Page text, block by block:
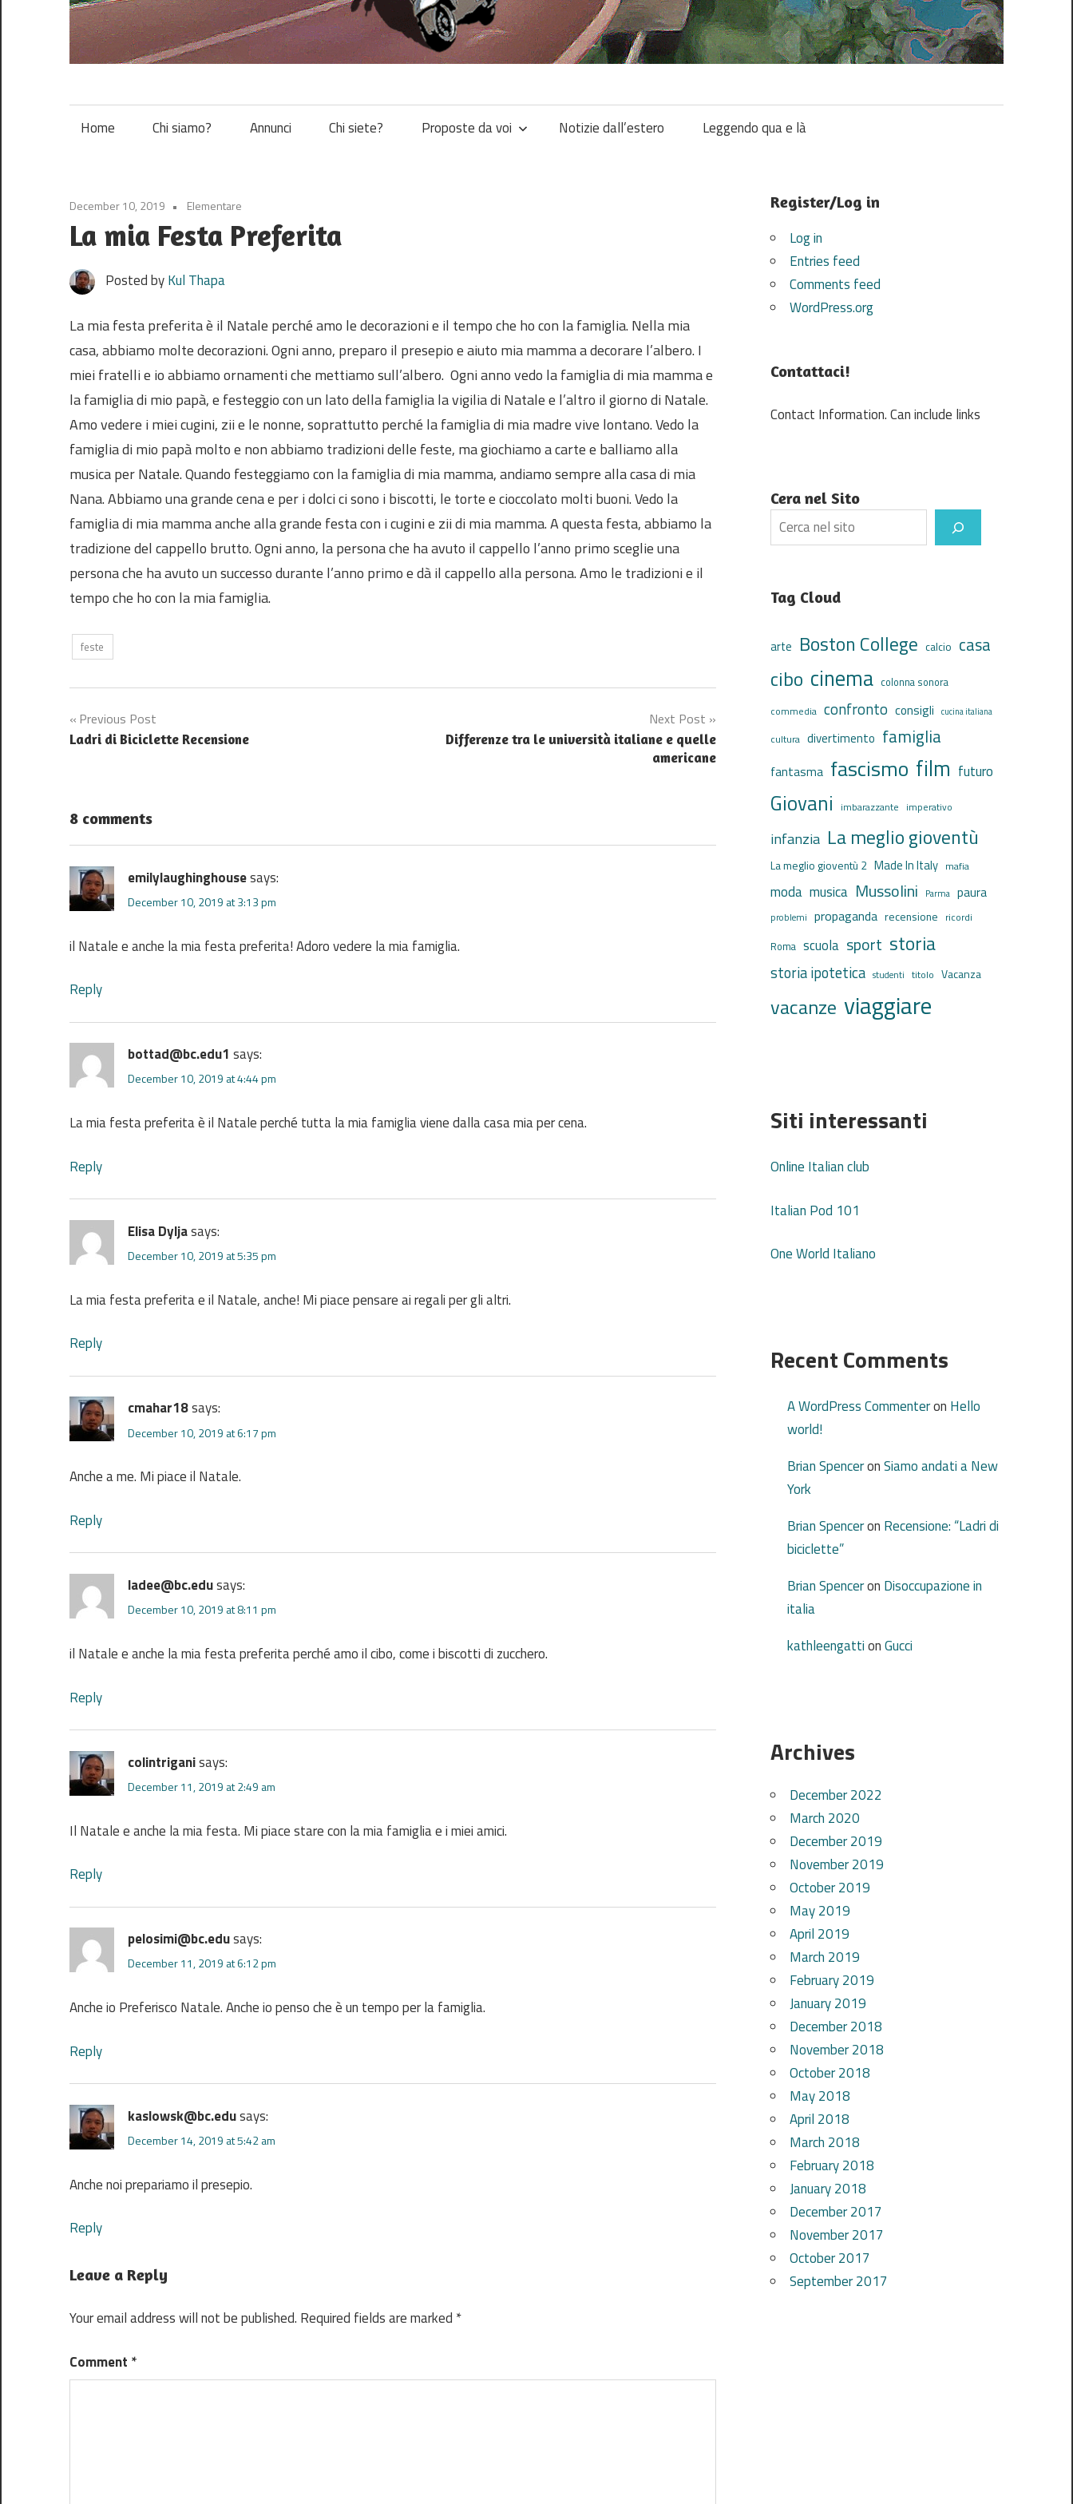
Vespa
Home Chi siamo? Annunci Chi siete? Proposte da voi Notizie dall’estero Leggendo qua e là
December 10, 2019 Elementare
La mia Festa Preferita
Posted byKul Thapa
La mia festa preferita è il Natale perché amo le decorazioni e il tempo che ho con la famiglia. Nella mia
casa, abbiamo molte decorazioni. Ogni anno, preparo il presepio e aiuto mia mamma a decorare l’albero. I
miei fratelli e io abbiamo ornamenti che mettiamo sull’albero. Ogni anno vedo la famiglia di mia mamma e
la famiglia di mio papà, e festeggio con un lato della famiglia la vigilia di Natale e l’altro il giorno di Natale.
Amo vedere i miei cugini, zii e le nonne, soprattutto perché la famiglia di mia madre vive lontano. Vedo la
famiglia di mio papà molto e non abbiamo tradizioni delle feste, ma giochiamo a carte e balliamo alla
musica per Natale. Quando festeggiamo con la famiglia di mia mamma, andiamo sempre alla casa di mia
Nana. Abbiamo una grande cena e per i dolci ci sono i biscotti, le torte e cioccolato molti buoni. Vedo la
famiglia di mia mamma anche alla grande festa con i cugini e zii di mia mamma. A questa festa, abbiamo la
tradizione del cappello brutto. Ogni anno, la persona che ha avuto il cappello l’anno primo sceglie una
persona che ha avuto un successo durante l’anno primo e dà il cappello alla persona. Amo le tradizioni e il
tempo che ho con la mia famiglia.
feste
Post
navigation
Previous Post
Ladri di Biciclette Recensione
Next Post
Differenze tra le università italiane e quelle
americane
8 comments
emilylaughinghousesays:
December 10, 2019 at 3:13 pm
il Natale e anche la mia festa preferita! Adoro vedere la mia famiglia.
Reply
bottad@bc.edu1 says:
December 10, 2019 at 4:44 pm
La mia festa preferita è il Natale perché tutta la mia famiglia viene dalla casa mia per cena.
Reply
Elisa Dyljasays:
December 10, 2019 at 5:35 pm
La mia festa preferita e il Natale, anche! Mi piace pensare ai regali per gli altri.
Reply
cmahar18says:
December 10, 2019 at 6:17 pm
Anche a me. Mi piace il Natale.
Reply
ladee@bc.edusays:
December 10, 2019 at 8:11 pm
il Natale e anche la mia festa preferita perché amo il cibo, come i biscotti di zucchero.
Reply
colintriganisays:
December 11, 2019 at 2:49 am
Il Natale e anche la mia festa. Mi piace stare con la mia famiglia e i miei amici.
Reply
pelosimi@bc.edusays:
December 11, 2019 at 6:12 pm
Anche io Preferisco Natale. Anche io penso che è un tempo per la famiglia.
Reply
kaslowsk@bc.edusays:
December 14, 2019 at 5:42 am
Anche noi prepariamo il presepio.
Reply
Leave a Reply
Your email address will not be published. Required fields are marked *
Comment *
Register/Log in
Log in
Entries feed
Comments feed
WordPress.org
Contattaci!
Contact Information. Can include links
Cera nel Sito
Search
Tag Cloud
arte Boston College calcio casa
cibo cinema colonna sonora
commedia confronto consigli cucina italiana
cultura divertimento famiglia
fantasma fascismo film futuro
Giovani imbarazzante imperativo
infanzia La meglio gioventù
La meglio gioventù 2 Made In Italy mafia
moda musica Mussolini Parma paura
problemi propaganda recensione ricordi
Roma scuola sport storia
storia ipotetica studenti titolo Vacanza
vacanze viaggiare
Siti interessanti
Online Italian club
Italian Pod 101
One World Italiano
Recent Comments
A WordPress Commenteron Hello
world!
Brian SpenceronSiamo andati a New
York
Brian Spenceron Recensione: “Ladri di
biciclette”
Brian Spenceron Disoccupazione in
italia
kathleengattionGucci
Archives
December 2022
March 2020
December 2019
November 2019
October 2019
May 2019
April 2019
March 2019
February 2019
January 2019
December 2018
November 2018
October 2018
May 2018
April 2018
March 2018
February 2018
January 2018
December 2017
November 2017
October 2017
September 2017